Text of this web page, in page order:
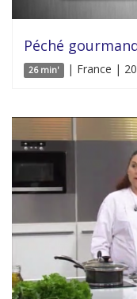
Péché
26 min' | France |